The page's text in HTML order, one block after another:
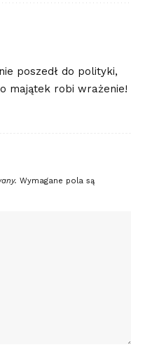
poszedł do polityki,
majątek robi wrażenie!
Wymagane pola są